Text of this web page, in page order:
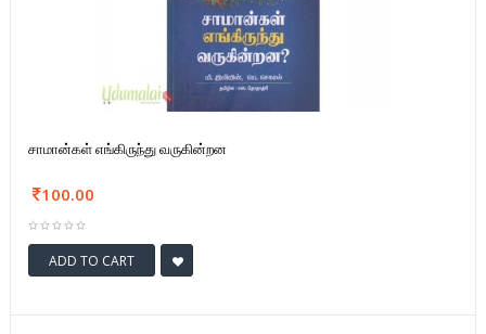
சாமான்கள் எங்கிருந்து வருகின்றன
100.00
ADD TO CART